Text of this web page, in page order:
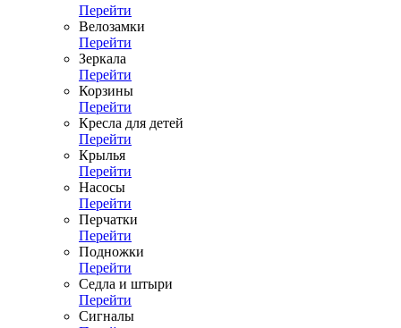
Перейти
Велозамки
Перейти
Зеркала
Перейти
Корзины
Перейти
Кресла для детей
Перейти
Крылья
Перейти
Насосы
Перейти
Перчатки
Перейти
Подножки
Перейти
Седла и штыри
Перейти
Сигналы